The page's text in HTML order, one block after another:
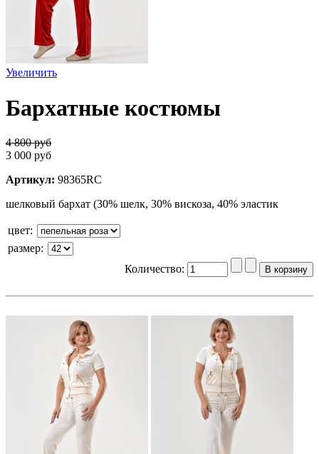
Увеличить
Бархатные костюмы
4 800 руб
3 000 руб
Артикул: 98365RC
шелковый бархат (30% шелк, 30% вискоза, 40% эластик
цвет:
размер:
Количество: